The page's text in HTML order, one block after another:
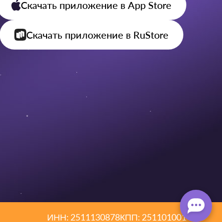
Скачать приложение в App Store
Скачать приложение в RuStore
ИНН: 2511130878КПП: 251101001